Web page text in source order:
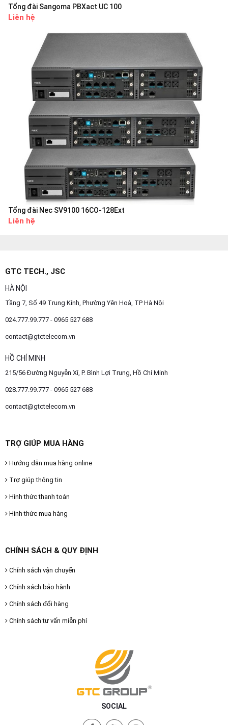
Tổng đài Sangoma PBXact UC 100
Liên hệ
Tổng đài Nec SV9100 16CO-128Ext
Liên hệ
GTC TECH., JSC
HÀ NỘI
Tầng 7, Số 49 Trung Kính, Phường Yên Hoà, TP Hà Nội
024.777.99.777 - 0965 527 688
contact@gtctelecom.vn
HỒ CHÍ MINH
215/56 Đường Nguyễn Xí, P. Bình Lợi Trung, Hồ Chí Minh
028.777.99.777 - 0965 527 688
contact@gtctelecom.vn
TRỢ GIÚP MUA HÀNG
Hướng dẫn mua hàng online
Trợ giúp thông tin
Hình thức thanh toán
Hình thức mua hàng
CHÍNH SÁCH & QUY ĐỊNH
Chính sách vận chuyển
Chính sách bảo hành
Chính sách đổi hàng
Chính sách tư vấn miễn phí
SOCIAL